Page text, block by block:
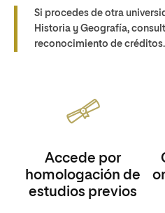
Si procedes de otra
Historia y Geografía,
reconocimiento de créditos.
Accede por
homologación de
estudios previos